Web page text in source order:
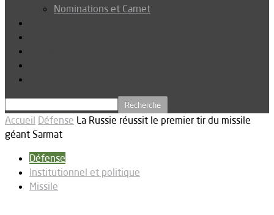
Nominations et Carnet
Accueil Défense La Russie réussit le premier tir du missile
géant Sarmat
Défense
Institutionnel et politique
Missile